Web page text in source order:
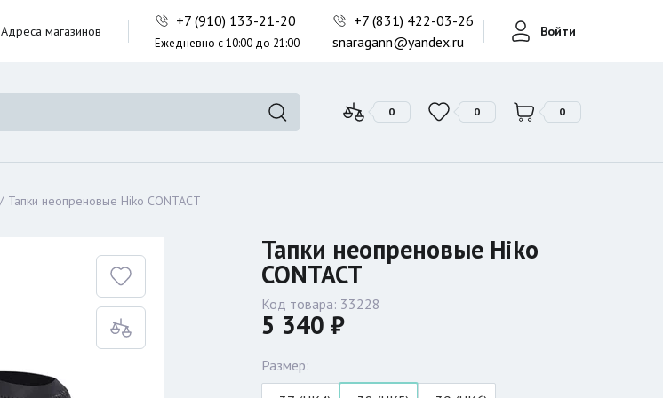
Адреса магазинов
+7 (910) 133-21-20
Ежедневно с 10:00 до 21:00
+7 (831) 422-03-26
snaragann@yandex.ru
Войти
0 0 0
Фонари поисковые
Фонари тактические
Тапки неопреновые Hiko CONTACT
Тапки неопреновые Hiko
CONTACT
Код товара: 33228
5 340 ₽
Размер: